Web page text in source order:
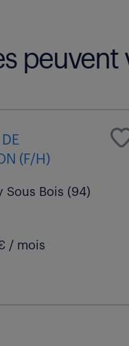
peuvent
(F/H)
Sous Bois (94)
€ / mois